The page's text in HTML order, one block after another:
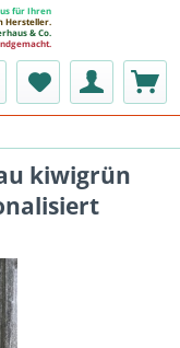
für Ihren
Hersteller.
& Co.
kiwigrün